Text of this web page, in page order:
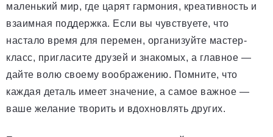
маленький мир, где царят гармония, креативность и
взаимная поддержка. Если вы чувствуете, что
настало время для перемен, организуйте мастер-
класс, пригласите друзей и знакомых, а главное —
дайте волю своему воображению. Помните, что
каждая деталь имеет значение, а самое важное —
ваше желание творить и вдохновлять других.